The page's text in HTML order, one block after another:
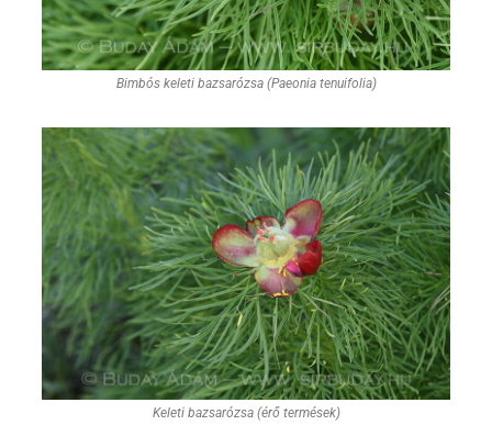
Bimbós keleti bazsarózsa (Paeonia tenuifolia)
Keleti bazsarózsa (érő termések)